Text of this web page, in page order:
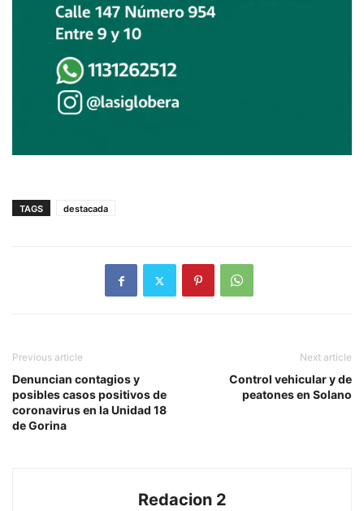
TAGS destacada
Previous article
Denuncian contagios y
posibles casos positivos de
coronavirus en la Unidad 18
de Gorina
Next article
Control vehicular y de
peatones en Solano
Redacion 2